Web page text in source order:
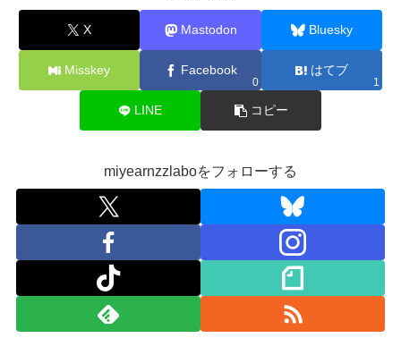
X Mastodon Bluesky
Misskey Facebook
0
はてブ
1
LINE コピー
miyearnzzlaboをフォローする